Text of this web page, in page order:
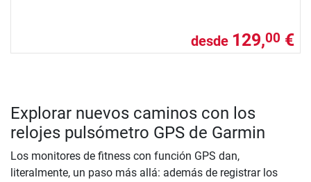
desde 129,00 €
Explorar nuevos caminos con los
relojes pulsómetro GPS de Garmin
Los monitores de fitness con función GPS dan,
literalmente, un paso más allá: además de registrar los